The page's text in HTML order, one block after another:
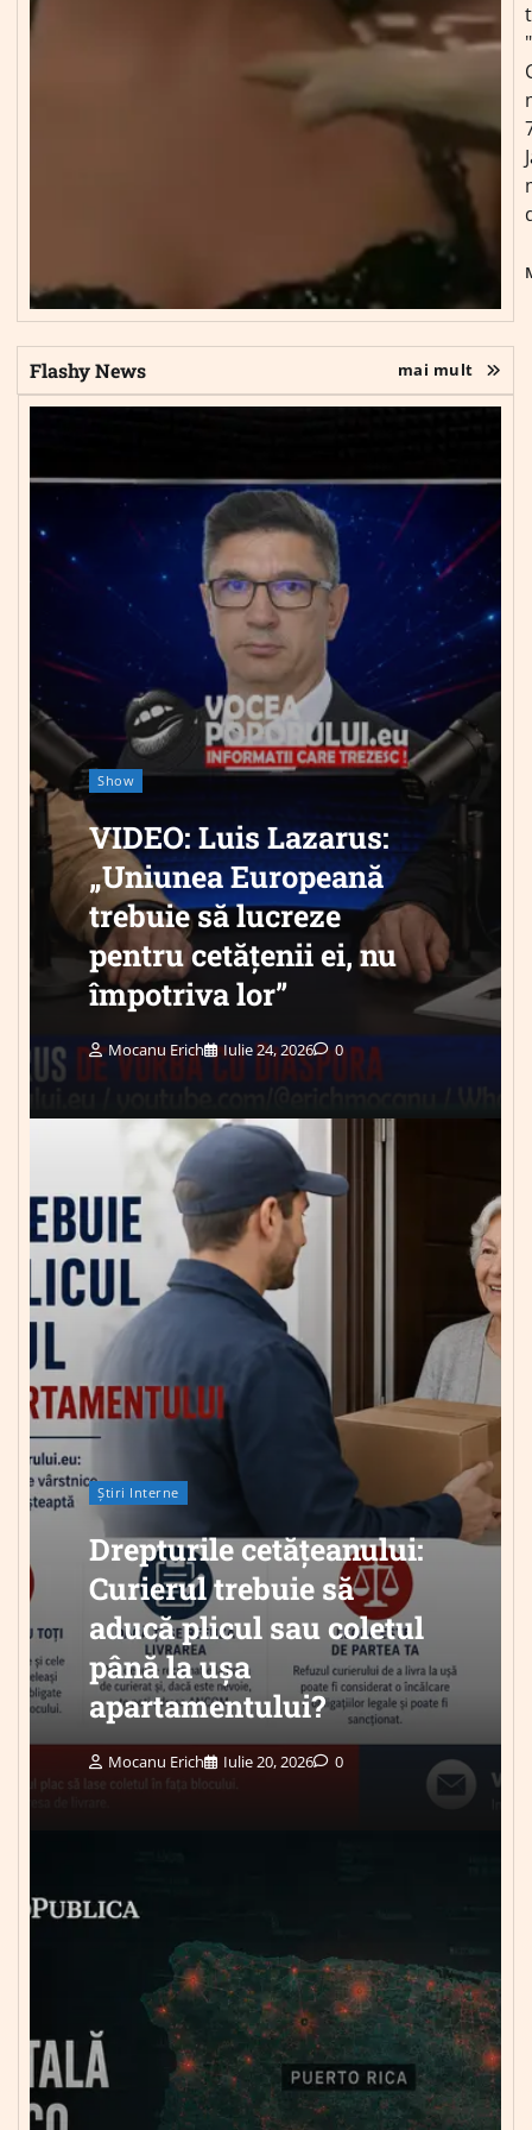
Flashy News mai mult
Show
VIDEO: Luis Lazarus:
„Uniunea Europeană
trebuie să lucreze
pentru cetățenii ei, nu
împotriva lor”
Mocanu Erich Iulie 24, 2026 0
Știri Interne
Drepturile cetățeanului:
Curierul trebuie să
aducă plicul sau coletul
până la ușa
apartamentului?
Mocanu Erich Iulie 20, 2026 0